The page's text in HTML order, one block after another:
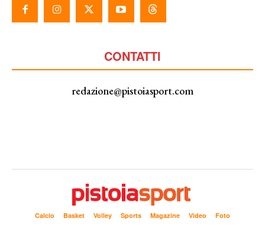
CONTATTI
redazione@pistoiasport.com
Calcio Basket Volley Sports Magazine Video Foto